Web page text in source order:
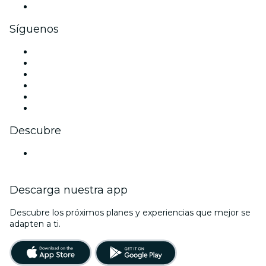
Síguenos
Descubre
Descarga nuestra app
Descubre los próximos planes y experiencias que mejor se
adapten a ti.